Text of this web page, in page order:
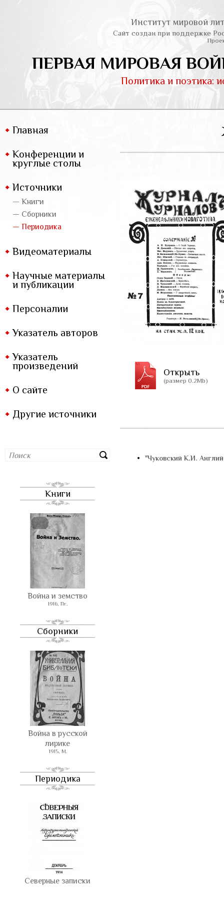
Институт мировой
Сайт создан при поддержке
ПЕРВАЯ МИРОВАЯ
Политика и поэтика:
Главная
Конференции и
круглые столы
Источники
— Книги
— Сборники
— Периодика
Видеоматериалы
Научные материалы
и публикации
Персоналии
Указатель авторов
Указатель
произведений
О сайте
Другие источники
Книги
Война и земство
1916, Пг.
Сборники
Война в русской
лирике
1915, М.
Периодика
Северные записки
Открыть
(размер 0.2Mb)
• "Чуковский К.И.